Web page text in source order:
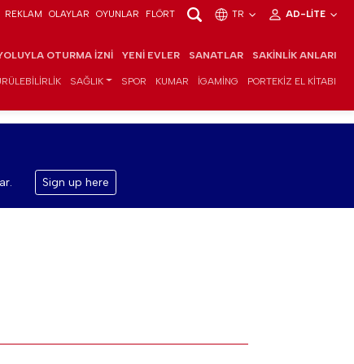
REKLAM OLAYLAR OYUNLAR FLÖRT TR AD-LITE
OTURMA İZNI YENI EVLER SANATLAR SAKINLIK ANLARI
SAĞLIK SPOR KUMAR IGAMING PORTEKIZ EL KITABI
Sign up here